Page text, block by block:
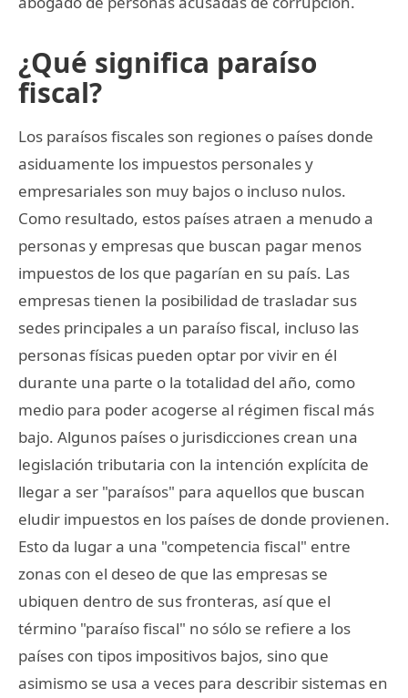
¿Qué significa paraíso
fiscal?
Los paraísos fiscales son regiones o países donde
asiduamente los impuestos personales y
empresariales son muy bajos o incluso nulos.
Como resultado, estos países atraen a menudo a
personas y empresas que buscan pagar menos
impuestos de los que pagarían en su país. Las
empresas tienen la posibilidad de trasladar sus
sedes principales a un paraíso fiscal, incluso las
personas físicas pueden optar por vivir en él
durante una parte o la totalidad del año, como
medio para poder acogerse al régimen fiscal más
bajo. Algunos países o jurisdicciones crean una
legislación tributaria con la intención explícita de
llegar a ser "paraísos" para aquellos que buscan
eludir impuestos en los países de donde provienen.
Esto da lugar a una "competencia fiscal" entre
zonas con el deseo de que las empresas se
ubiquen dentro de sus fronteras, así que el
término "paraíso fiscal" no sólo se refiere a los
países con tipos impositivos bajos, sino que
asimismo se usa a veces para describir sistemas en